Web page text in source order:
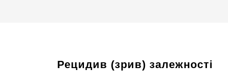
Рецидив (зрив) залежності